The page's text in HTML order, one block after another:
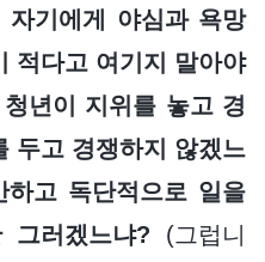
기에게 야심과 욕망
적다고 여기지 말아야
년이 지위를 놓고 경
두고 경쟁하지 않겠느
고 독단적으로 일을
그러겠느냐? (그럽니